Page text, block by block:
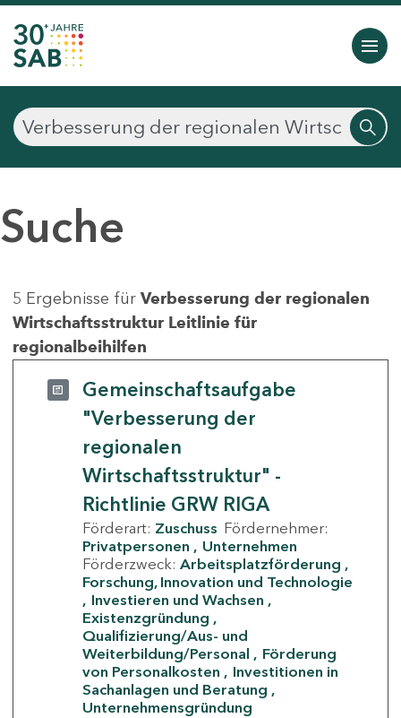
Suche
5 Ergebnisse für Verbesserung der regionalen
Wirtschaftsstruktur Leitlinie für
regionalbeihilfen
Gemeinschaftsaufgabe
"Verbesserung der
regionalen
Wirtschaftsstruktur" -
Richtlinie GRW RIGA
Förderart: Zuschuss Fördernehmer:
Privatpersonen
Unternehmen
Förderzweck: Arbeitsplatzförderung
Forschung, Innovation und Technologie
Investieren und Wachsen
Existenzgründung
Qualifizierung/Aus- und
Weiterbildung/Personal
Förderung
von Personalkosten
Investitionen in
Sachanlagen und Beratung
Unternehmensgründung